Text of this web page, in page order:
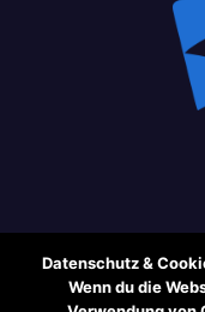
Datenschutz &
Wenn du die